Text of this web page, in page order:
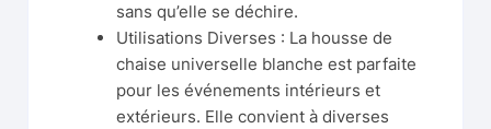
sans qu’elle se déchire.
Utilisations Diverses : La housse de
chaise universelle blanche est parfaite
pour les événements intérieurs et
extérieurs. Elle convient à diverses